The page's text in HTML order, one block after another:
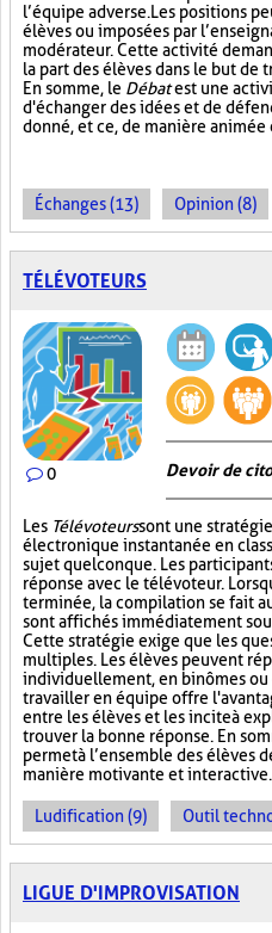
l’équipe adverse. Les positions
élèves ou imposées par
modérateur. Cette activité
la part des élèves dans le but de
En somme, le Débatest une
d'échanger des idées et de
donné, et ce, de manière
Échanges (13) Opinion (8)
TÉLÉVOTEURS
0 Devoir de
Les Télévoteurssont une
électronique instantanée en
sujet quelconque. Les
réponse avec le télévoteur.
terminée, la compilation se fait
sont affichés immédiatement
Cette stratégie exige que les
multiples. Les élèves peuvent
individuellement, en binômes ou
travailler en équipe offre
entre les élèves et les incite à
trouver la bonne réponse. En
permet à l’ensemble des élèves
manière motivante et interactive.
Ludification (9) Outil
LIGUE D'IMPROVISATION